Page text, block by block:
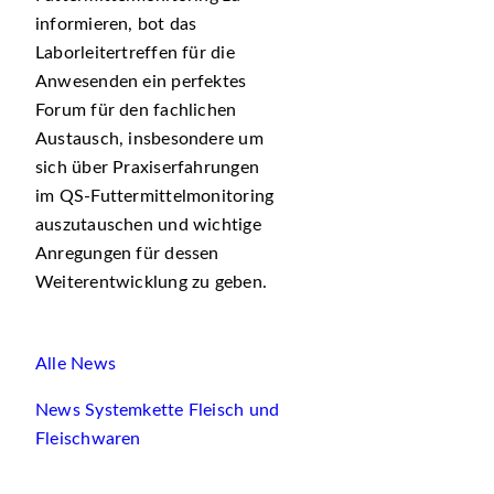
informieren, bot das
Laborleitertreffen für die
Anwesenden ein perfektes
Forum für den fachlichen
Austausch, insbesondere um
sich über Praxiserfahrungen
im QS-Futtermittelmonitoring
auszutauschen und wichtige
Anregungen für dessen
Weiterentwicklung zu geben.
Alle News
News Systemkette Fleisch und
Fleischwaren